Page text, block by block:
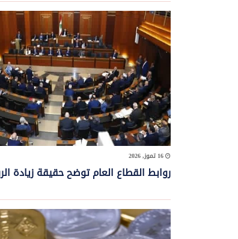
روابط القطاع العام توضح حقيقة زيادة